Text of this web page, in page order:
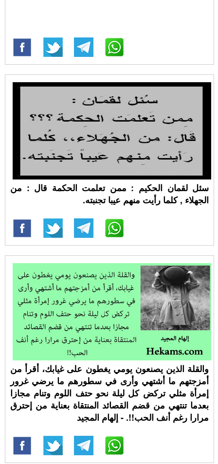
سئل لقمان الحكيم : ممن تعلمت الحكمة قال : من
الجهلاء , كلما رأيت منهم عيبا تجنبته.
والقلة الذين يصنعون يومي يغطون على غيابك، أقرأ من
أمزجتهم ما أشتهي وأرى في سطورهم ما يرضي غرور
إمرأة مثلي تركض كل ليلة نحو حتف اللوم وتنام مجازا
بعدما تنتهي من قضم القصائد المنتقاة بعناية من إحترق
مرارا رغم أنف الحب!!. - إلهام المجيد